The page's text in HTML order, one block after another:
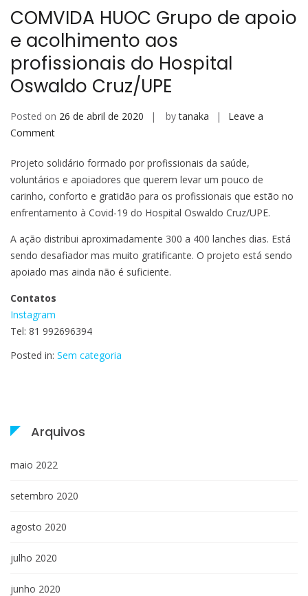
COMVIDA HUOC Grupo de apoio
e acolhimento aos
profissionais do Hospital
Oswaldo Cruz/UPE
Posted on 26 de abril de 2020 bytanaka
Leave a
Commenton
HUOC
Grupo
de
apoio
acolhimento
do
Hospital
Oswaldo
Projeto solidário formado por profissionais da saúde,
voluntários e apoiadores que querem levar um pouco de
carinho, conforto e gratidão para os profissionais que estão no
enfrentamento à Covid-19 do Hospital Oswaldo Cruz/UPE.
A ação distribui aproximadamente 300 a 400 lanches dias. Está
sendo desafiador mas muito gratificante. O projeto está sendo
apoiado mas ainda não é suficiente.
Contatos
Instagram
Tel: 81 992696394
Posted in: Sem categoria
Arquivos
maio 2022
setembro 2020
agosto 2020
julho 2020
junho 2020